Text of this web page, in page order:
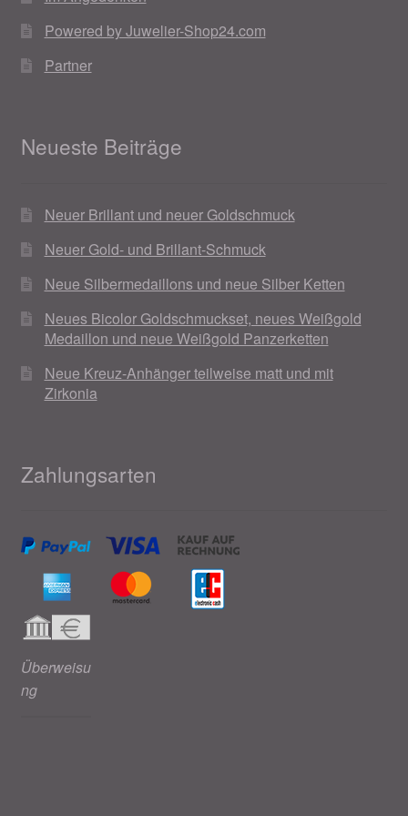
Ostergeschenke finden für Ostern 2019
Ostergeschenke finden für Ostern 2020
Partner
Startseite
Startseite
Vertrag widerrufen
Warenkorb
Weihnachtsangebote 2016
Powered by Juwelier-Shop24.com
Partner
Neueste Beiträge
Neuer Brillant und neuer Goldschmuck
Neuer Gold- und Brillant-Schmuck
Neue Silbermedaillons und neue Silber Ketten
Neues Bicolor Goldschmuckset, neues Weißgold
Medaillon und neue Weißgold Panzerketten
Neue Kreuz-Anhänger teilweise matt und mit
Zirkonia
Zahlungsarten
Überweisu
ng